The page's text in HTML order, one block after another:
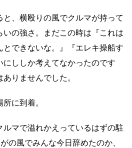
、横殴りの風でクルマが持って
の強さ。まだこの時は『これは
とできないな。』『エレキ操船す
にししか考えてなかったのです
りませんでした。
に到着。
ルマで溢れかえっているはずの駐
の風でみんな今日辞めたのか、